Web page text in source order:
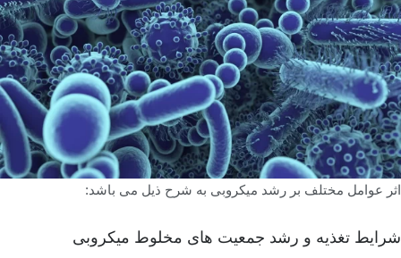
اثر عوامل مختلف بر رشد میکروبی به شرح ذیل می باشد:
شرایط تغذیه و رشد جمعیت های مخلوط میکروبی